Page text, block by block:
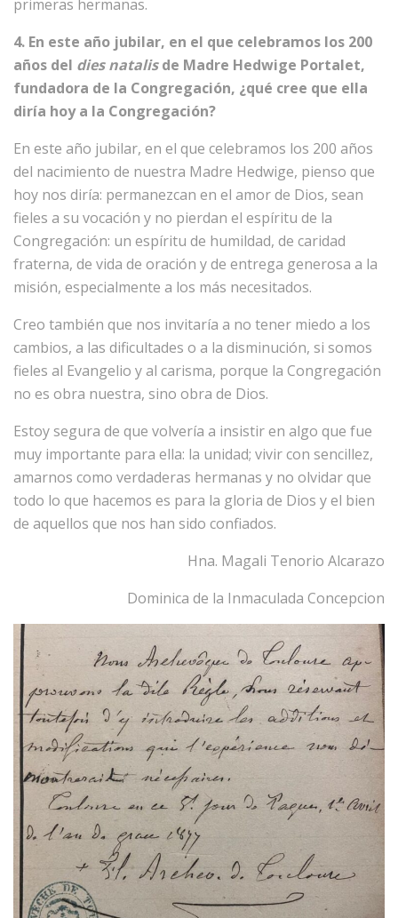
primeras hermanas.
4. En este año jubilar, en el que celebramos los 200
años del dies natalisde Madre Hedwige Portalet,
fundadora de la Congregación, ¿qué cree que ella
diría hoy a la Congregación?
En este año jubilar, en el que celebramos los 200 años
del nacimiento de nuestra Madre Hedwige, pienso que
hoy nos diría: permanezcan en el amor de Dios, sean
fieles a su vocación y no pierdan el espíritu de la
Congregación: un espíritu de humildad, de caridad
fraterna, de vida de oración y de entrega generosa a la
misión, especialmente a los más necesitados.
Creo también que nos invitaría a no tener miedo a los
cambios, a las dificultades o a la disminución, si somos
fieles al Evangelio y al carisma, porque la Congregación
no es obra nuestra, sino obra de Dios.
Estoy segura de que volvería a insistir en algo que fue
muy importante para ella: la unidad; vivir con sencillez,
amarnos como verdaderas hermanas y no olvidar que
todo lo que hacemos es para la gloria de Dios y el bien
de aquellos que nos han sido confiados.
Hna. Magali Tenorio Alcarazo
Dominica de la Inmaculada Concepcion